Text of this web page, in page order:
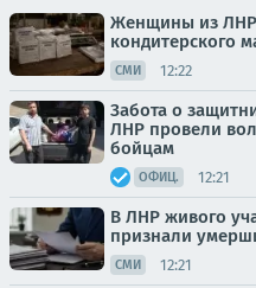
Женщины из ЛНР
кондитерского
СМИ 12:22
Забота о
ЛНР провели
бойцам
ОФИЦ. 12:21
В ЛНР живого
признали
СМИ 12:21